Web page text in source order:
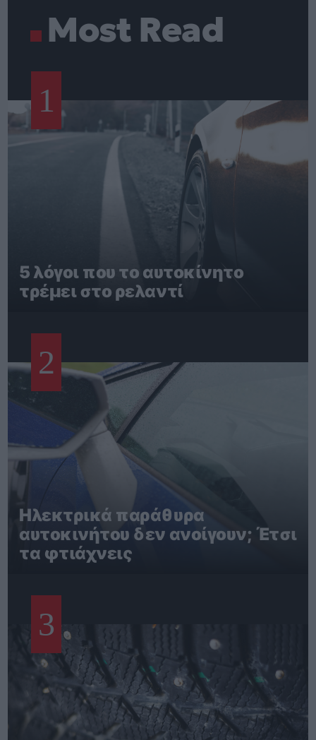
Most Read
1
5 λόγοι που το αυτοκίνητο
τρέμει στο ρελαντί
2
Ηλεκτρικά παράθυρα
αυτοκινήτου δεν ανοίγουν; Έτσι
τα φτιάχνεις
3